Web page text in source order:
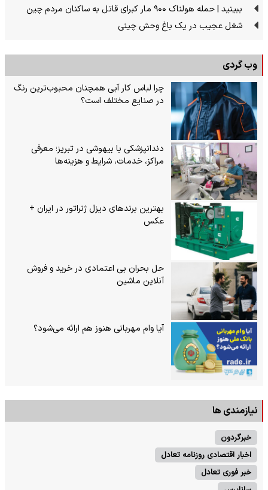
ببینید | حمله هولناک ۹۰۰ مار کبرای قاتل به ساکنان مردم چین
شغل عجیب در یک باغ وحش چینی
وب گردی
چرا لباس کار آبی همچنان محبوب‌ترین رنگ
در صنایع مختلف است؟
دندانپزشکی با بیهوشی در تبریز؛ معرفی
مراکز، خدمات، شرایط و هزینه‌ها
بهترین برندهای دیزل ژنراتور در ایران +
عکس
حل بحران بی‌ اعتمادی در خرید و فروش
آنلاین ماشین
آیا وام مهربانی هنوز هم ارائه می‌شود؟
نیازمندی ها
خبرگردون
اخبار اقتصادی روزنامه تعادل
خبر فوری تعادل